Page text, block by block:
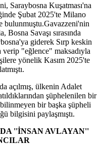
Saraybosna Kuşatması'na
Şubat 2025'te Milano
bulunmuştu.Gavazzeni'nin
Bosna Savaşı sırasında
giderek Sırp keskin
verip "eğlence" maksadıyla
yönelik Kasım 2025'te
açılmış, ülkenin Adalet
şüphelenilen bir
bir başka şüpheli
bilgisini paylaşmıştı.
''İNSAN AVLAYAN''